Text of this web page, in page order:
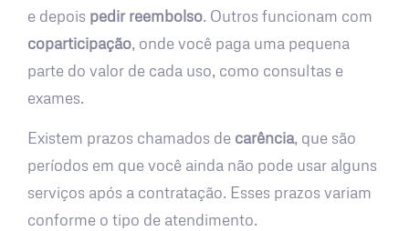
e depois pedir reembolso. Outros funcionam com
coparticipação, onde você paga uma pequena
parte do valor de cada uso, como consultas e
exames.
Existem prazos chamados de carência, que são
períodos em que você ainda não pode usar alguns
serviços após a contratação. Esses prazos variam
conforme o tipo de atendimento.